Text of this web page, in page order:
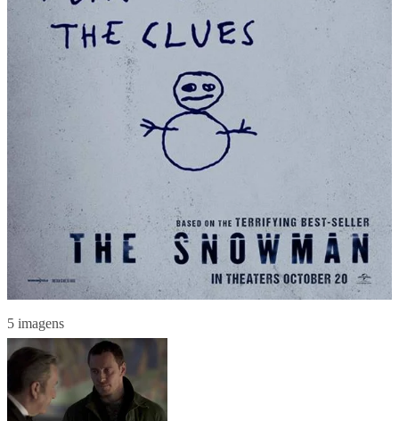
5 imagens